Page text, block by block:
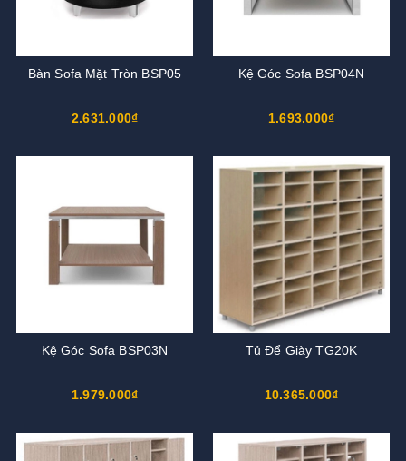
Bàn Sofa Mặt Tròn BSP05
2.631.000₫
Kệ Góc Sofa BSP04N
1.693.000₫
Kệ Góc Sofa BSP03N
1.979.000₫
Tủ Để Giày TG20K
10.365.000₫